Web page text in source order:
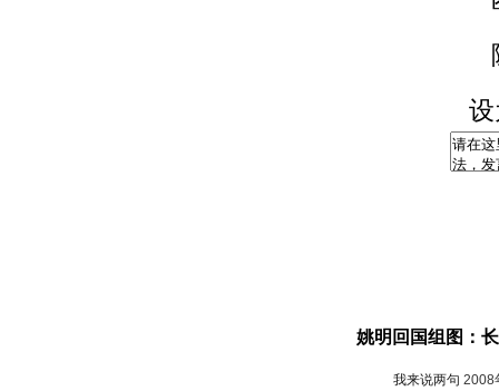
姚明回国组图：
我来说两句 2008